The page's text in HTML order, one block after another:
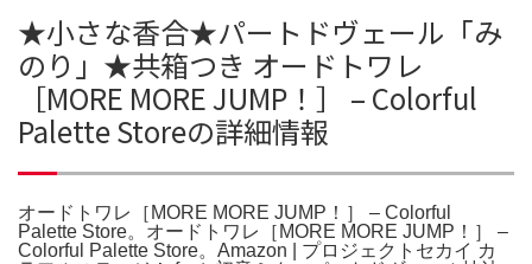
★小さな香合★パートドヴェール「み
のり」★共箱つき オードトワレ
［MORE MORE JUMP！］ – Colorful
Palette Storeの詳細情報
オードトワレ［MORE MORE JUMP！］ – Colorful
Palette Store。オードトワレ［MORE MORE JUMP！］ –
Colorful Palette Store。Amazon | プロジェクトセカイ カ